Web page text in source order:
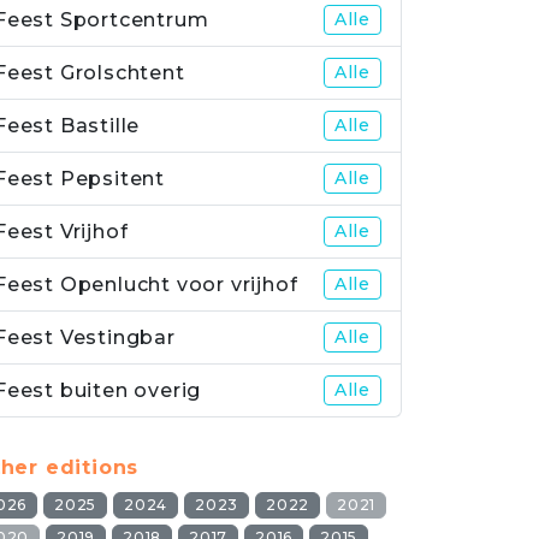
Sportcentrum Alle
Grolschtent Alle
Bastille Alle
Pepsitent Alle
Vrijhof Alle
Openlucht voor vrijhof Alle
Vestingbar Alle
buiten overig Alle
editions
2025 2024 2023 2022
2021